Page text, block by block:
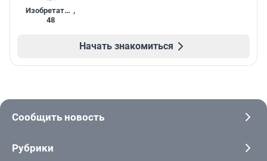
Изобретатель ,
48
Начать знакомиться
Сообщить новость
Рубрики